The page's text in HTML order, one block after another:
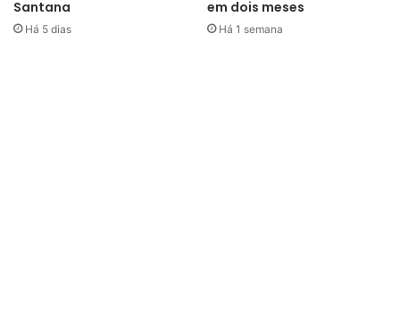
de Santana.
Santana
Há 5 dias
em dois meses
Há 1 semana